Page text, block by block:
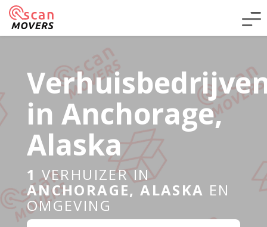
in Anchorage,
Alaska
1 VERHUIZER IN
ANCHORAGE, ALASKA EN
OMGEVING